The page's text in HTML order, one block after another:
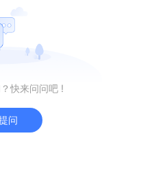
快来问问吧 !
问